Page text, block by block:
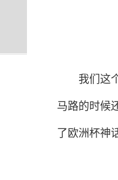
我们这
马路的时候
了欧洲杯